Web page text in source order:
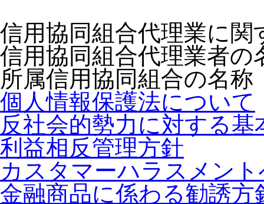
信用協同組合代理業に関
信用協同組合代理業者
所属信用協同組合の名
個人情報保護法について
反社会的勢力に対する基
利益相反管理方針
カスタマーハラスメン
金融商品に係わる勧誘方